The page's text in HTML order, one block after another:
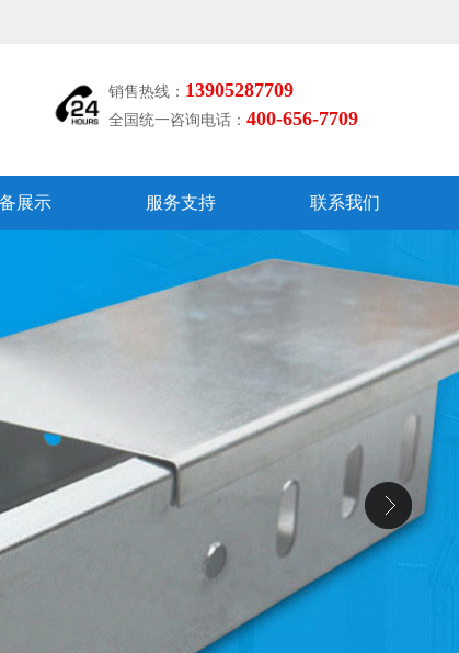
销售热线： 13905287709
全国统一咨询电话： 400-656-7709
展示 服务支持 联系我们